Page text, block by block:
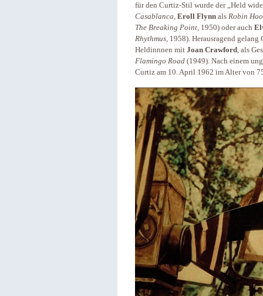
für den Curtiz-Stil wurde der „Held
Casablanca, Eroll Flynn als Robin
The Breaking Point, 1950) oder auch
Rhythmus, 1958). Herausragend
Heldinnnen mit Joan Crawford, als
Flamingo Road (1949). Nach einem
Curtiz am 10. April 1962 im Alter von